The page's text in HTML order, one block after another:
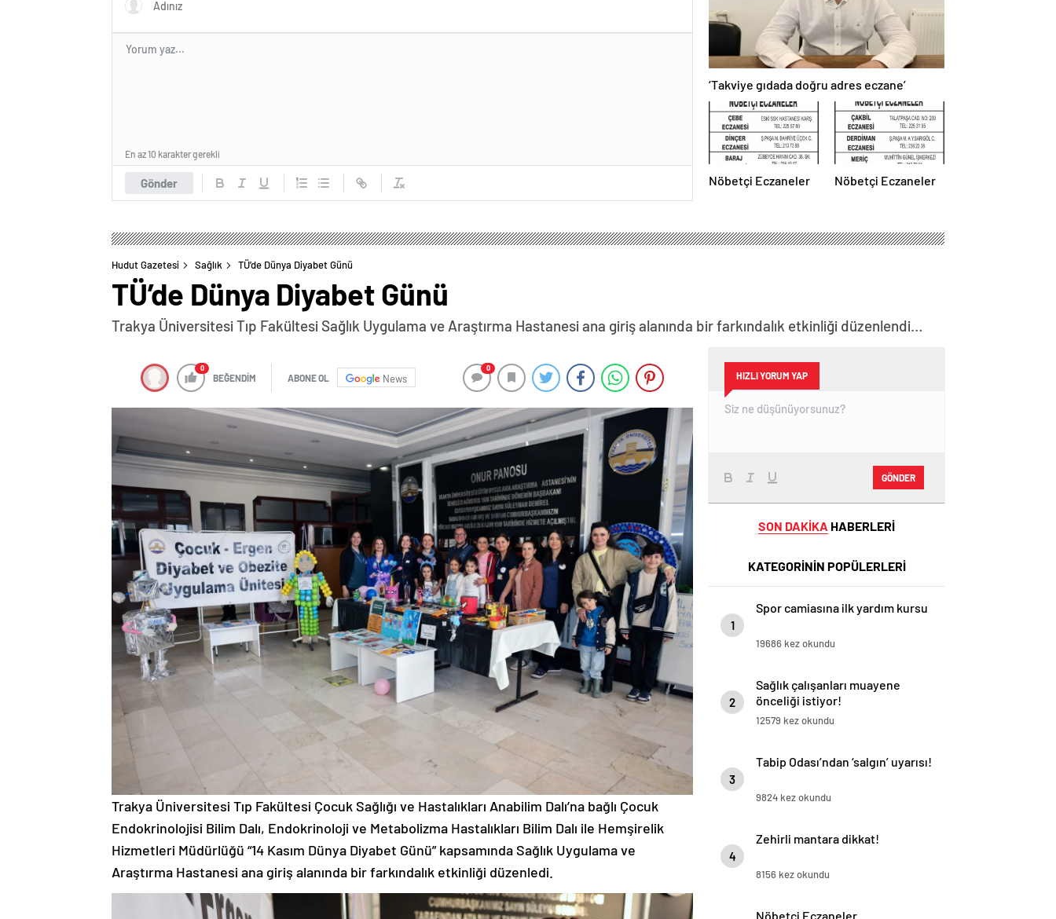
Gönder
En az 10 karakter gerekli
‘Takviye gıdada doğru adres eczane’
Nöbetçi Eczaneler Nöbetçi Eczaneler
Hudut Gazetesi Sağlık TÜ’de Dünya Diyabet Günü
TÜ’de Dünya Diyabet Günü
Trakya Üniversitesi Tıp Fakültesi Sağlık Uygulama ve Araştırma Hastanesi ana giriş alanında bir farkındalık etkinliği düzenlendi…
0
BEĞENDİM ABONE OL News
0
Trakya Üniversitesi Tıp Fakültesi Çocuk Sağlığı ve Hastalıkları Anabilim Dalı’na bağlı Çocuk
Endokrinolojisi Bilim Dalı, Endokrinoloji ve Metabolizma Hastalıkları Bilim Dalı ile Hemşirelik
Hizmetleri Müdürlüğü “14 Kasım Dünya Diyabet Günü” kapsamında Sağlık Uygulama ve
Araştırma Hastanesi ana giriş alanında bir farkındalık etkinliği düzenledi.
HIZLI YORUM YAP
GÖNDER
SON DAKİKA HABERLERİ
KATEGORİNİN POPÜLERLERİ
1
Spor camiasına ilk yardım kursu
19686 kez okundu
2
Sağlık çalışanları muayene
önceliği istiyor!
12579 kez okundu
3
Tabip Odası’ndan ‘salgın’ uyarısı!
9824 kez okundu
4
Zehirli mantara dikkat!
8156 kez okundu
Nöbetçi Eczaneler